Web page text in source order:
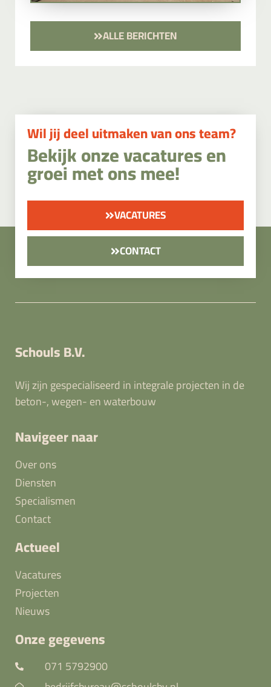
ALLE BERICHTEN
Wil jij deel uitmaken van ons team?
Bekijk onze vacatures en
groei met ons mee!
VACATURES
CONTACT
Schouls B.V.
Wij zijn gespecialiseerd in integrale projecten in de
beton-, wegen- en waterbouw
Navigeer naar
Over ons
Diensten
Specialismen
Contact
Actueel
Vacatures
Projecten
Nieuws
Onze gegevens
071 5792900